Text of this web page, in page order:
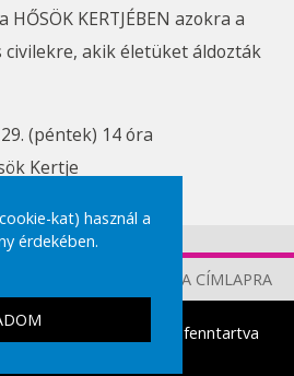
kat) használ a
érdekében.
KERTJÉBEN azokra a
akik életüket áldozták
(péntek) 14 óra
Kertje
TOVÁBB A CÍMLAPRA
© 2026 Minden Jog fenntartva